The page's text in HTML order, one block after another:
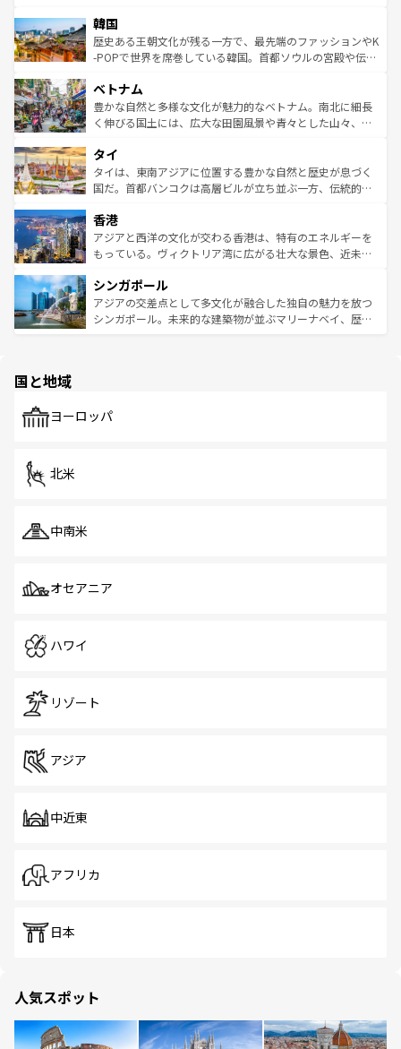
ワイを、存分に味わってほしい。 なお、新着のハワイ情報
はコンテンツ一覧を参照してほしい。
いる。アクティビティも充実しており、サーフィンやダイ
ビング、ハイキングなど、アウトドア好きにはたまらな
い。オーストラリアの多彩な魅力を存分に味わいつくそ
参照してほしい。
ン）、静ひつな山岳地帯である台湾東部など、都市の喧騒
と山間の静けさが共存しており、訪れる人に新しい発見と
驚きをもたらしてくれる。また、奥深い台湾の食文化も魅
容にもいいと評判のスイーツなど、バラエティ豊かな料理
が味わえる。 なお、新着の台湾情報は コンテンツ一覧を参
照してほしい。
韓国
歴史ある王朝文化が残る一方で、最先端のファッションやK
-POPで世界を席巻している韓国。首都ソウルの宮殿や伝統
き、地方に足を延ばせば四季折々の自然美を楽しむことが
できる。そして、キムチや焼肉、絶品のストリートフード
まで、さまざまな韓国料理が待っている。夜には、韓国な
リティに包まれながら、韓国の多彩な魅力を心ゆくまで味
わってみてほしい。 なお、新着の韓国情報はコンテンツ一
覧を参照してほしい。
ベトナム
豊かな自然と多様な文化が魅力的なベトナム。南北に細長
く伸びる国土には、広大な田園風景や青々とした山々、世
急速な発展と共に伝統が息づく。ハノイの古い町並みやホ
ーチミン市のフランス統治時代の建物も、独特の雰囲気を
醸し出している。また、バラエティの豊かさとおいしさで
とつ。フォーやバインミー、ベトナムコーヒーなどは、ぜ
ひ現地で味わいたい。どの地域を訪れてもあたたかい人々
が旅行者を迎えてくれるので、きっと忘れられない旅にな
参照してほしい。
タイ
タイは、東南アジアに位置する豊かな自然と歴史が息づく
国だ。首都バンコクは高層ビルが立ち並ぶ一方、伝統的な
の活気が交差している。北部ではチェンマイなどの山岳地
帯で自然と触れ合い、南部ではプーケットやクラビの美し
いビーチでリゾート気分を楽しむことができる。タイ料理
激する。気候は一年中温暖で、どの季節にも異なる楽しみ
が待っている。親しみやすいタイの人々、仏教を中心とし
た文化、そして多様な観光資源が、訪れる旅人を魅了し続
香港
アジアと西洋の文化が交わる香港は、特有のエネルギーを
もっている。ヴィクトリア湾に広がる壮大な景色、近未来
み、どこを訪れても感動するはず。観光スポットが密集し
ており、効率よく見どころを回れるのも魅力。息をのむよ
うな絶景から文化的な体験まで、香港を存分に楽しみ尽く
シンガポール
アジアの交差点として多文化が融合した独自の魅力を放つ
シンガポール。未来的な建築物が並ぶマリーナベイ、歴史
で、ホーカーズは地元の風情を楽しめる外せないスポット
国と地域
ヨーロッパ
北米
中南米
オセアニア
ハワイ
リゾート
アジア
中近東
アフリカ
日本
人気スポット